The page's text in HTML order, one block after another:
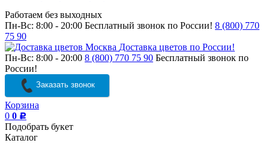
Работаем без выходных
Пн-Вс: 8:00 - 20:00 Бесплатный звонок по России! 8 (800) 770
75 90
Доставка цветов по России!
Пн-Вс: 8:00 - 20:00 8 (800) 770 75 90 Бесплатный звонок по
России!
Заказать звонок
Корзина
0 0 Р
Подобрать букет
Каталог